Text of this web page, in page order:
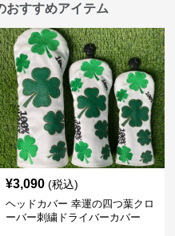
おすすめアイテム
¥3,090 (税込)
ヘッドカバー 幸運の四つ葉クロ
ーバー刺繍ドライバーカバー